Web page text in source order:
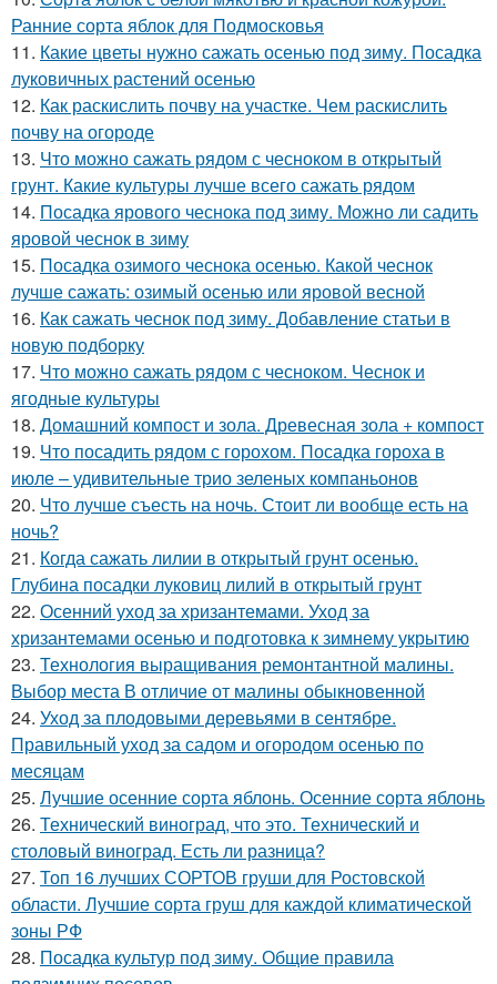
Ранние сорта яблок для Подмосковья
11. Какие цветы нужно сажать осенью под зиму. Посадка
луковичных растений осенью
12. Как раскислить почву на участке. Чем раскислить
почву на огороде
13. Что можно сажать рядом с чесноком в открытый
грунт. Какие культуры лучше всего сажать рядом
14. Посадка ярового чеснока под зиму. Можно ли садить
яровой чеснок в зиму
15. Посадка озимого чеснока осенью. Какой чеснок
лучше сажать: озимый осенью или яровой весной
16. Как сажать чеснок под зиму. Добавление статьи в
новую подборку
17. Что можно сажать рядом с чесноком. Чеснок и
ягодные культуры
18. Домашний компост и зола. Древесная зола + компост
19. Что посадить рядом с горохом. Посадка гороха в
июле – удивительные трио зеленых компаньонов
20. Что лучше съесть на ночь. Стоит ли вообще есть на
ночь?
21. Когда сажать лилии в открытый грунт осенью.
Глубина посадки луковиц лилий в открытый грунт
22. Осенний уход за хризантемами. Уход за
хризантемами осенью и подготовка к зимнему укрытию
23. Технология выращивания ремонтантной малины.
Выбор места В отличие от малины обыкновенной
24. Уход за плодовыми деревьями в сентябре.
Правильный уход за садом и огородом осенью по
месяцам
25. Лучшие осенние сорта яблонь. Осенние сорта яблонь
26. Технический виноград, что это. Технический и
столовый виноград. Есть ли разница?
27. Топ 16 лучших СОРТОВ груши для Ростовской
области. Лучшие сорта груш для каждой климатической
зоны РФ
28. Посадка культур под зиму. Общие правила